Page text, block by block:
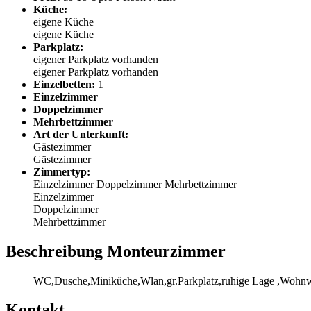
Küche:
eigene Küche
eigene Küche
Parkplatz:
eigener Parkplatz vorhanden
eigener Parkplatz vorhanden
Einzelbetten: 1
Einzelzimmer
Doppelzimmer
Mehrbettzimmer
Art der Unterkunft:
Gästezimmer
Gästezimmer
Zimmertyp:
EinzelzimmerDoppelzimmerMehrbettzimmer
Einzelzimmer
Doppelzimmer
Mehrbettzimmer
Beschreibung Monteurzimmer
WC,Dusche,Miniküche,Wlan,gr.Parkplatz,ruhige Lage